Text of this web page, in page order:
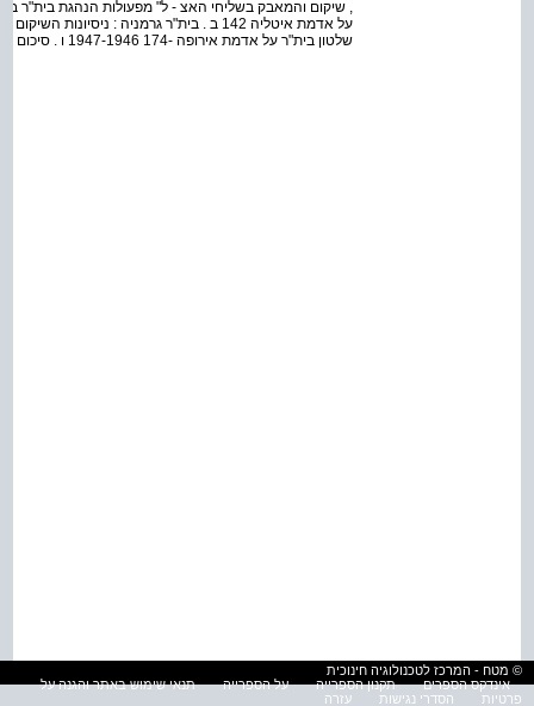
שלטון בית"ר על אדמת אירופה -174 1947-1946 ו . סיכום 183 הערות 188 מפתח 223
© מטח - המרכז לטכנולוגיה חינוכית
אינדקס הספרים
תקנון הספרייה על הספרייה
תנאי שימוש באתר והגנה על
פרטיות
הסדרי נגישות עזרה